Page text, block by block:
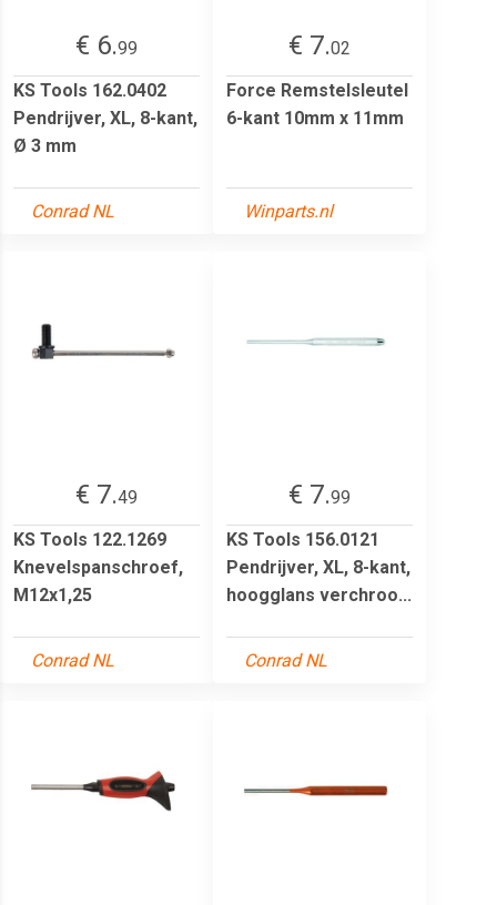
€ 6.99
KS Tools 162.0402
Pendrijver, XL, 8-kant,
Ø 3 mm
Conrad NL
€ 7.02
Force Remstelsleutel
6-kant 10mm x 11mm
Winparts.nl
€ 7.49
KS Tools 122.1269
Knevelspanschroef,
M12x1,25
Conrad NL
€ 7.99
KS Tools 156.0121
Pendrijver, XL, 8-kant,
hoogglans verchroo...
Conrad NL